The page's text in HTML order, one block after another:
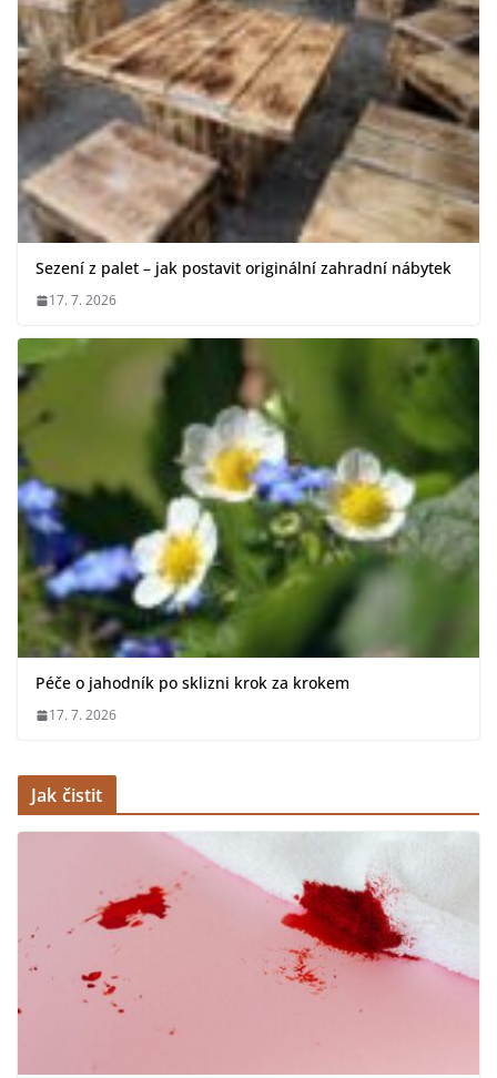
Sezení z palet – jak postavit originální zahradní nábytek
17. 7. 2026
Péče o jahodník po sklizni krok za krokem
17. 7. 2026
Jak čistit